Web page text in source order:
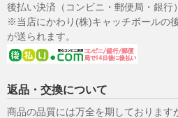
後払い決済（コンビニ・郵便局・銀行）
※当店にかわり(株)キャッチボールの
が送られます。
返品・交換について
商品の品質には万全を期しております